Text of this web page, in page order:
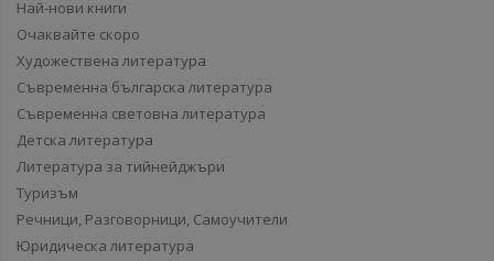
Най-нови книги
Очаквайте скоро
Художествена литература
Съвременна българска литература
Съвременна световна литература
Детска литература
Литература за тийнейджъри
Туризъм
Речници, Разговорници, Самоучители
Юридическа литература